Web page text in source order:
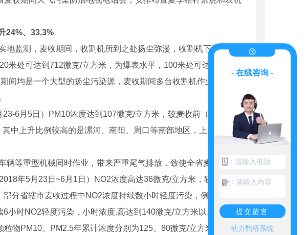
24%、 33.3%
监测，麦收期间，收割机所到之处扬尘弥漫，收割机下风向5米
米处可达到712微克/立方米，为爆表水平，100米处可达到192微
间均是一个大型的扬尘污染源，麦收期间多台收割机作业相互影
6月5日）PM10浓度达到107微克/立方米，较麦收前（5月2日~5
中上升比例较高的是漯河、南阳、周口等南部地区，上升了
辆等重型机械同时作业，带来严重尾气排放，致使全省麦收期间
年5月23日~6月1日）NO2浓度高达36微克/立方米，较麦收前
分省辖市麦收过程中NO2浓度持续数小时轻度污染，例如新乡、
小时NO2轻度污染，小时浓度.高达到140微克/立方米以上。
物PM10、PM2.5年累计浓度分别为125、80微克/立方米，同比
- 在线咨询 -
：
：
提交留言
动力鹊桥系统